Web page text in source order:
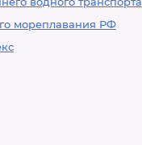
мореплавания РФ